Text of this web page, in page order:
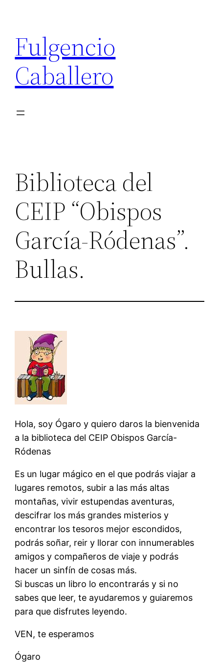
contenido
Fulgencio
Caballero
Biblioteca del
CEIP “Obispos
García-Ródenas”.
Bullas.
Hola, soy Ógaro y quiero daros la bienvenida
a la biblioteca del CEIP Obispos García-
Ródenas
Es un lugar mágico en el que podrás viajar a
lugares remotos, subir a las más altas
montañas, vivir estupendas aventuras,
descifrar los más grandes misterios y
encontrar los tesoros mejor escondidos,
podrás soñar, reir y llorar con innumerables
amigos y compañeros de viaje y podrás
hacer un sinfín de cosas más.
Si buscas un libro lo encontrarás y si no
sabes que leer, te ayudaremos y guiaremos
para que disfrutes leyendo.
VEN, te esperamos
Ógaro